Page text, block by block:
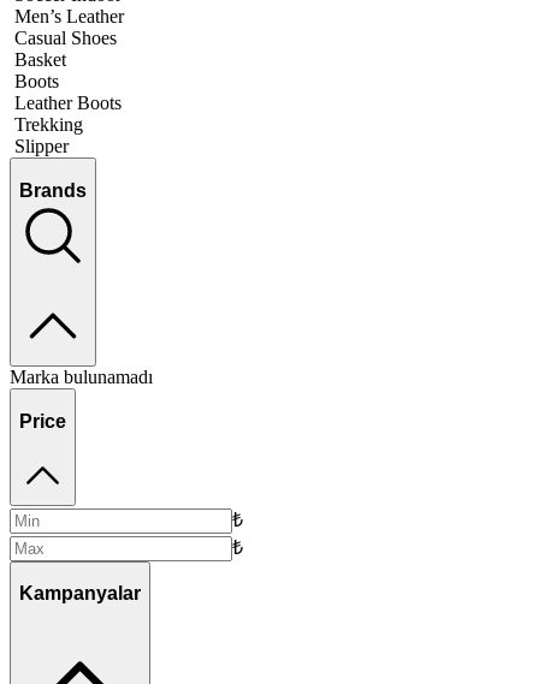
Men’s Leather
Casual Shoes
Basket
Boots
Leather Boots
Trekking
Slipper
Brands
Marka bulunamadı
Price
₺
₺
Kampanyalar